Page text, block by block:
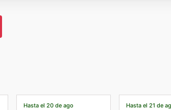
Hasta el 20 de ago Hasta el 21 de